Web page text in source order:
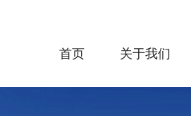
首页 关于我们